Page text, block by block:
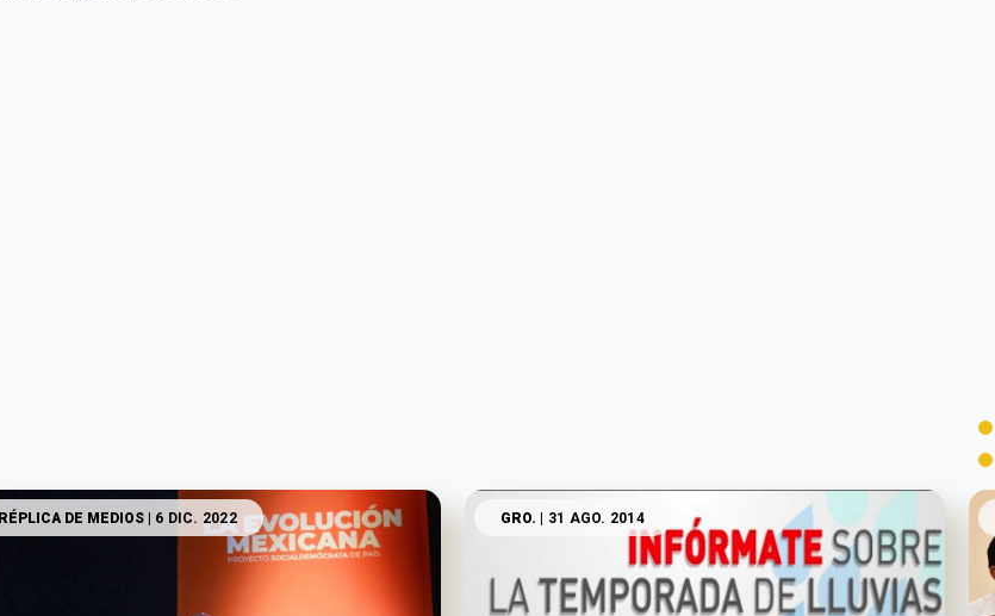
RÉPLICA DE MEDIOS| 6 DIC. 2022 GRO. | 31 AGO. 2014